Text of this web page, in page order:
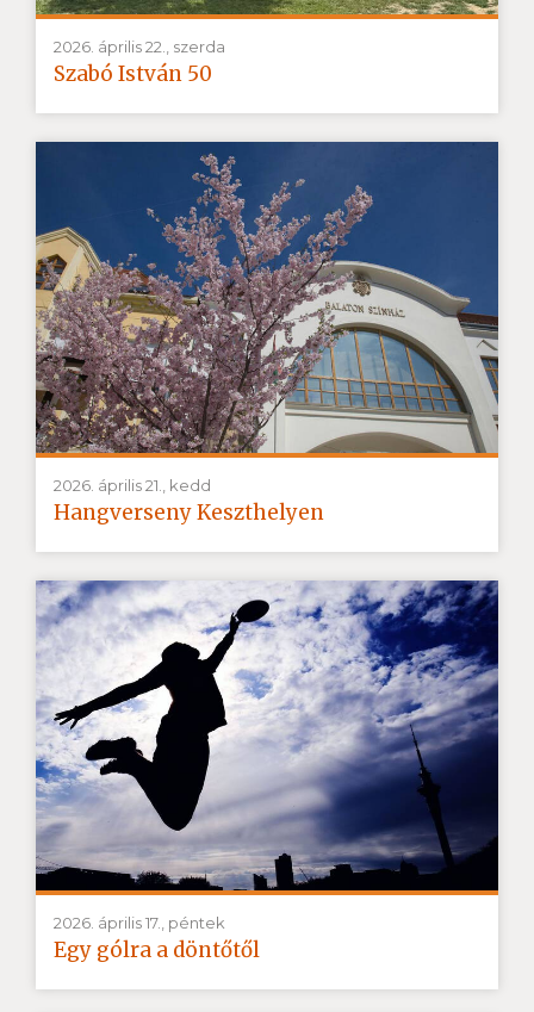
2026. április 22., szerda
Szabó István 50
2026. április 21., kedd
Hangverseny Keszthelyen
2026. április 17., péntek
Egy gólra a döntőtől